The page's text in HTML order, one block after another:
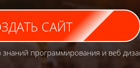
САЙТ
знаний программирования и веб